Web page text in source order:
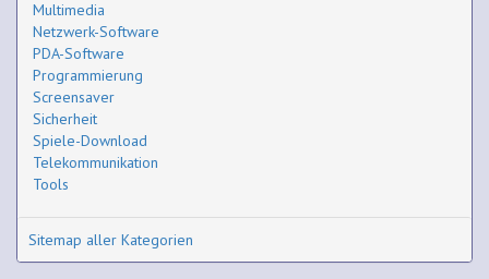
Multimedia
Netzwerk-Software
PDA-Software
Programmierung
Screensaver
Sicherheit
Spiele-Download
Telekommunikation
Tools
Sitemap aller Kategorien